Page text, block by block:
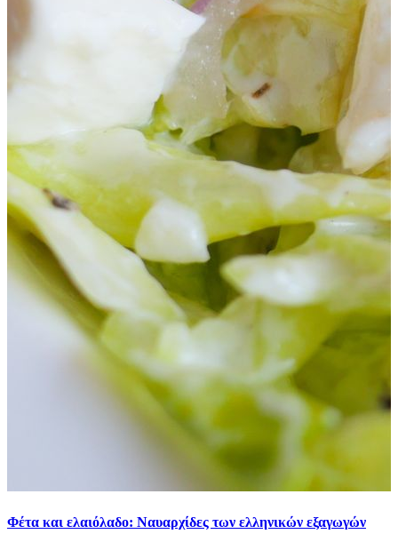
Φέτα και ελαιόλαδο: Ναυαρχίδες των ελληνικών εξαγωγών